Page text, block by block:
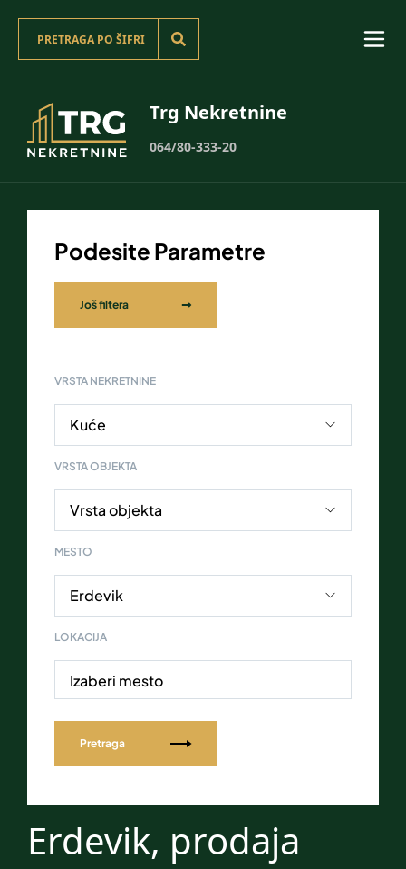
Trg Nekretnine
064/80-333-20
Podesite Parametre
Još filtera
VRSTA NEKRETNINE
VRSTA OBJEKTA
MESTO
LOKACIJA
Izaberi mesto
Pretraga
Erdevik, prodaja